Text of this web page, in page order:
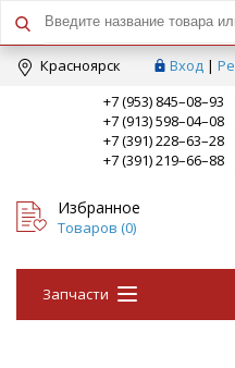
Краcноярск Вход |
+7 (953) 845–08–93
+7 (913) 598–04–08
+7 (391) 228–63–28
+7 (391) 219–66–88
Избранное
Товаров (0)
Запчасти